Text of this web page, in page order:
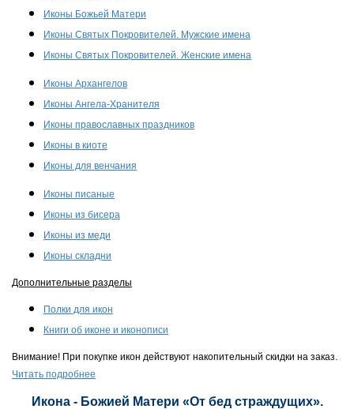
Иконы Божьей Матери
Иконы Святых Покровителей. Мужские имена
Иконы Святых Покровителей. Женские имена
Иконы Архангелов
Иконы Ангела-Хранителя
Иконы православных праздников
Иконы в киоте
Иконы для венчания
Иконы писаные
Иконы из бисера
Иконы из меди
Иконы складни
Дополнительные разделы
Полки для икон
Книги об иконе и иконописи
Внимание! При покупке икон действуют накопительный скидки на заказ.
Читать подробнее
Икона - Божией Матери «От бед страждущих».